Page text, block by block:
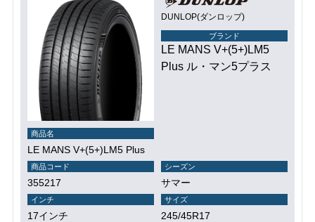
DUNLOP(ダンロップ)
ブランド
LE MANS V+(5+)LM5
Plus ル・マン5プラス
商品名
LE MANS V+(5+)LM5 Plus
商品コード
355217
シーズン
サマー
インチ
17インチ
サイズ
245/45R17